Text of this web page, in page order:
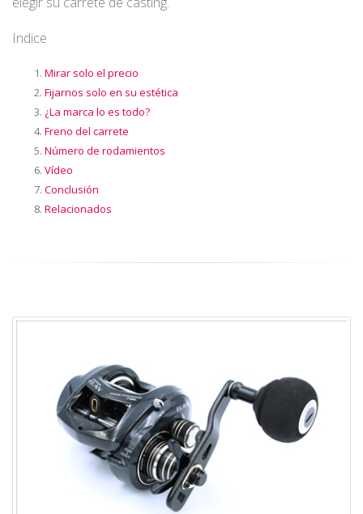
Indice
Mirar solo el precio
Fijarnos solo en su estética
¿La marca lo es todo?
Freno del carrete
Número de rodamientos
Vídeo
Conclusión
Relacionados